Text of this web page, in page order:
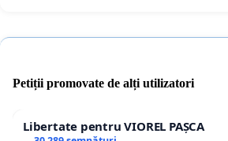
Petiții promovate de alți utilizatori
Libertate pentru VIOREL PAȘCA